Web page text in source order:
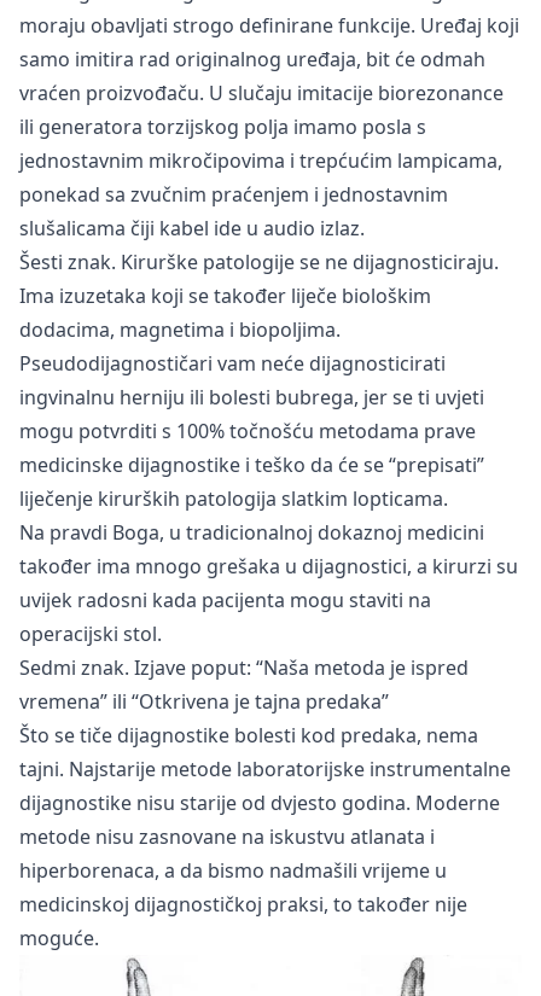
moraju obavljati strogo definirane funkcije. Uređaj koji
samo imitira rad originalnog uređaja, bit će odmah
vraćen proizvođaču. U slučaju imitacije biorezonance
ili generatora torzijskog polja imamo posla s
jednostavnim mikročipovima i trepćućim lampicama,
ponekad sa zvučnim praćenjem i jednostavnim
slušalicama čiji kabel ide u audio izlaz.
Šesti znak. Kirurške patologije se ne dijagnosticiraju.
Ima izuzetaka koji se također liječe biološkim
dodacima, magnetima i biopoljima.
Pseudodijagnostičari vam neće dijagnosticirati
ingvinalnu herniju ili bolesti bubrega, jer se ti uvjeti
mogu potvrditi s 100% točnošću metodama prave
medicinske dijagnostike i teško da će se “prepisati”
liječenje kirurških patologija slatkim lopticama.
Na pravdi Boga, u tradicionalnoj dokaznoj medicini
također ima mnogo grešaka u dijagnostici, a kirurzi su
uvijek radosni kada pacijenta mogu staviti na
operacijski stol.
Sedmi znak. Izjave poput: “Naša metoda je ispred
vremena” ili “Otkrivena je tajna predaka”
Što se tiče dijagnostike bolesti kod predaka, nema
tajni. Najstarije metode laboratorijske instrumentalne
dijagnostike nisu starije od dvjesto godina. Moderne
metode nisu zasnovane na iskustvu atlanata i
hiperborenaca, a da bismo nadmašili vrijeme u
medicinskoj dijagnostičkoj praksi, to također nije
moguće.